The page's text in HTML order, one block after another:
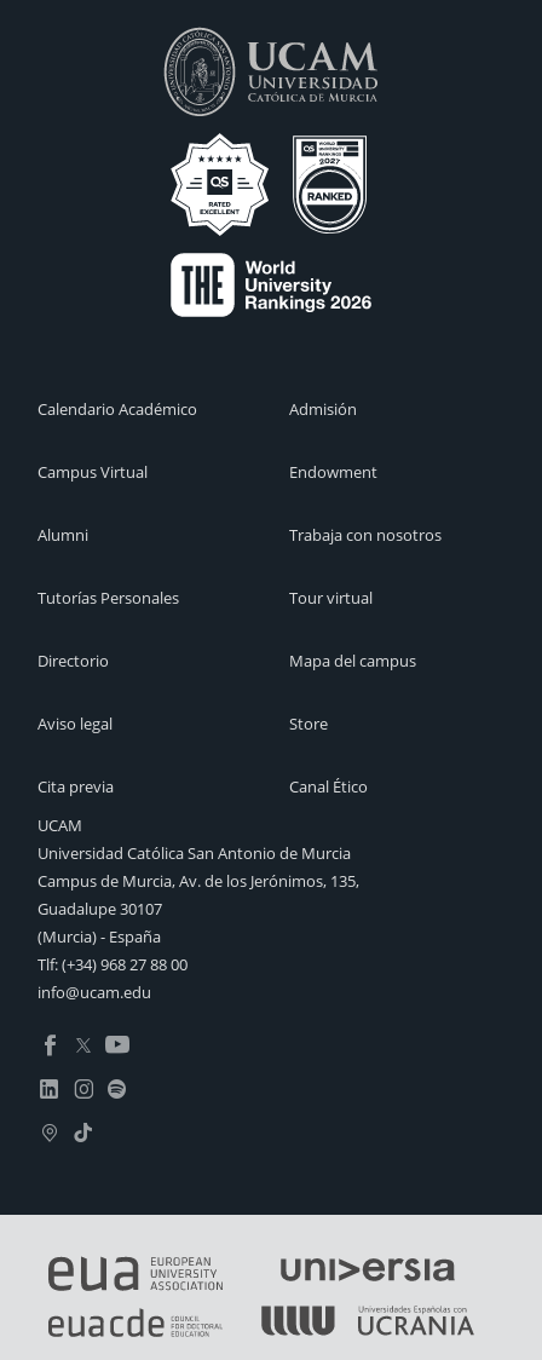
Calendario Académico
Campus Virtual
Alumni
Tutorías Personales
Directorio
Aviso legal
Cita previa
Admisión
Endowment
Trabaja con nosotros
Tour virtual
Mapa del campus
Store
Canal Ético
UCAM
Universidad Católica San Antonio de Murcia
Campus de Murcia, Av. de los Jerónimos, 135,
Guadalupe 30107
(Murcia) - España
Tlf:(+34) 968 27 88 00
info@ucam.edu